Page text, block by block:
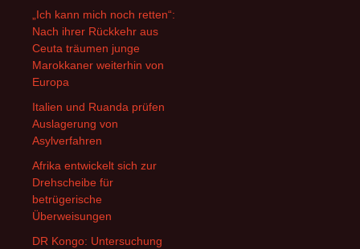
„Ich kann mich noch retten“:
Nach ihrer Rückkehr aus
Ceuta träumen junge
Marokkaner weiterhin von
Europa
Italien und Ruanda prüfen
Auslagerung von
Asylverfahren
Afrika entwickelt sich zur
Drehscheibe für
betrügerische
Überweisungen
DR Kongo: Untersuchung